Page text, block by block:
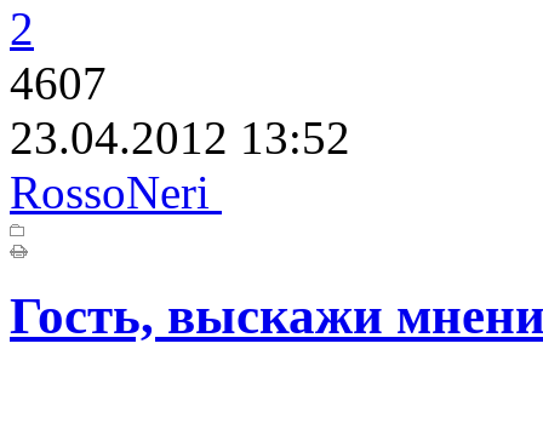
2
4607
23.04.2012 13:52
RossoNeri
Гость, выскажи